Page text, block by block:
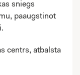
sniegs
paaugstinot
centrs, atbalsta